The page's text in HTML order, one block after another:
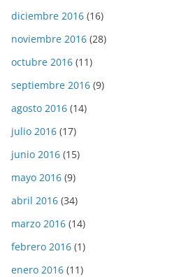
diciembre 2016 (16)
noviembre 2016 (28)
octubre 2016 (11)
septiembre 2016 (9)
agosto 2016 (14)
julio 2016 (17)
junio 2016 (15)
mayo 2016 (9)
abril 2016 (34)
marzo 2016 (14)
febrero 2016 (1)
enero 2016 (11)